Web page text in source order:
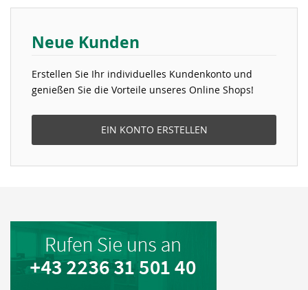
Neue Kunden
Erstellen Sie Ihr individuelles Kundenkonto und
genießen Sie die Vorteile unseres Online Shops!
EIN KONTO ERSTELLEN